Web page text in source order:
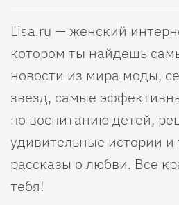
Lisa.ru — женский
котором ты найдешь
новости из мира моды,
звезд, самые
по воспитанию детей,
удивительные истории и
рассказы о любви. Все
тебя!